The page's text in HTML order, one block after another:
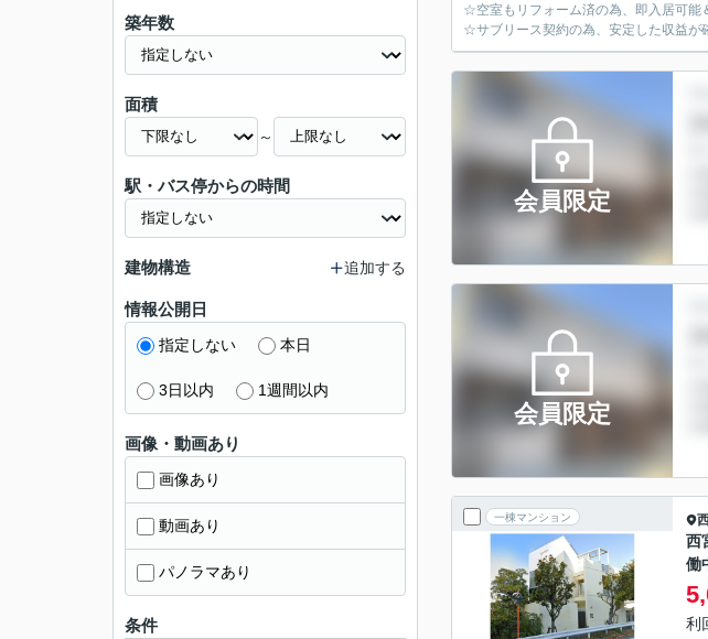
☆空室もリフォーム済の為、即入居可能
☆サブリース契約の為、安定した収益が
会員限定
会員限定
一棟マンション
西
働
利
築年数
面積
～
駅・バス停からの時間
建物構造 追加する
情報公開日
指定しない 本日
3日以内 1週間以内
画像・動画あり
画像あり
動画あり
パノラマあり
条件